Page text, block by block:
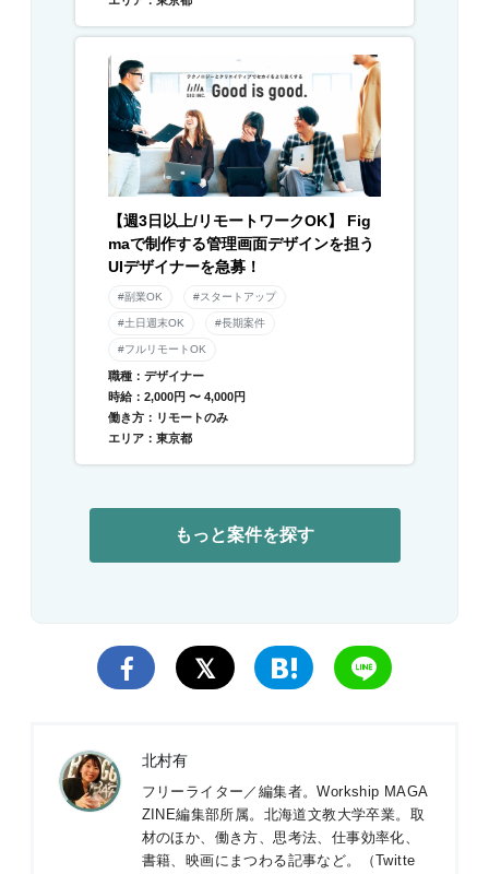
【週3日以上/リモートワークOK】 Fig
maで制作する管理画面デザインを担う
UIデザイナーを急募！
#副業OK #スタートアップ
#土日週末OK #長期案件
#フルリモートOK
職種：デザイナー
時給：2,000円 〜 4,000円
働き方：リモートのみ
エリア：東京都
もっと案件を探す
北村有
フリーライター／編集者。Workship MAGA
ZINE編集部所属。北海道文教大学卒業。取
材のほか、働き方、思考法、仕事効率化、
書籍、映画にまつわる記事など。（Twitte